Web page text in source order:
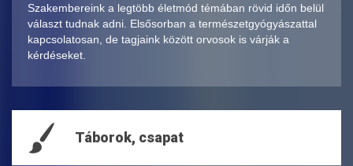
Szakembereink a legtöbb életmód témában rövid időn belül
választ tudnak adni. Elsősorban a természetgyógyászattal
kapcsolatosan, de tagjaink között orvosok is várják a
kérdéseket.
Táborok, csapat